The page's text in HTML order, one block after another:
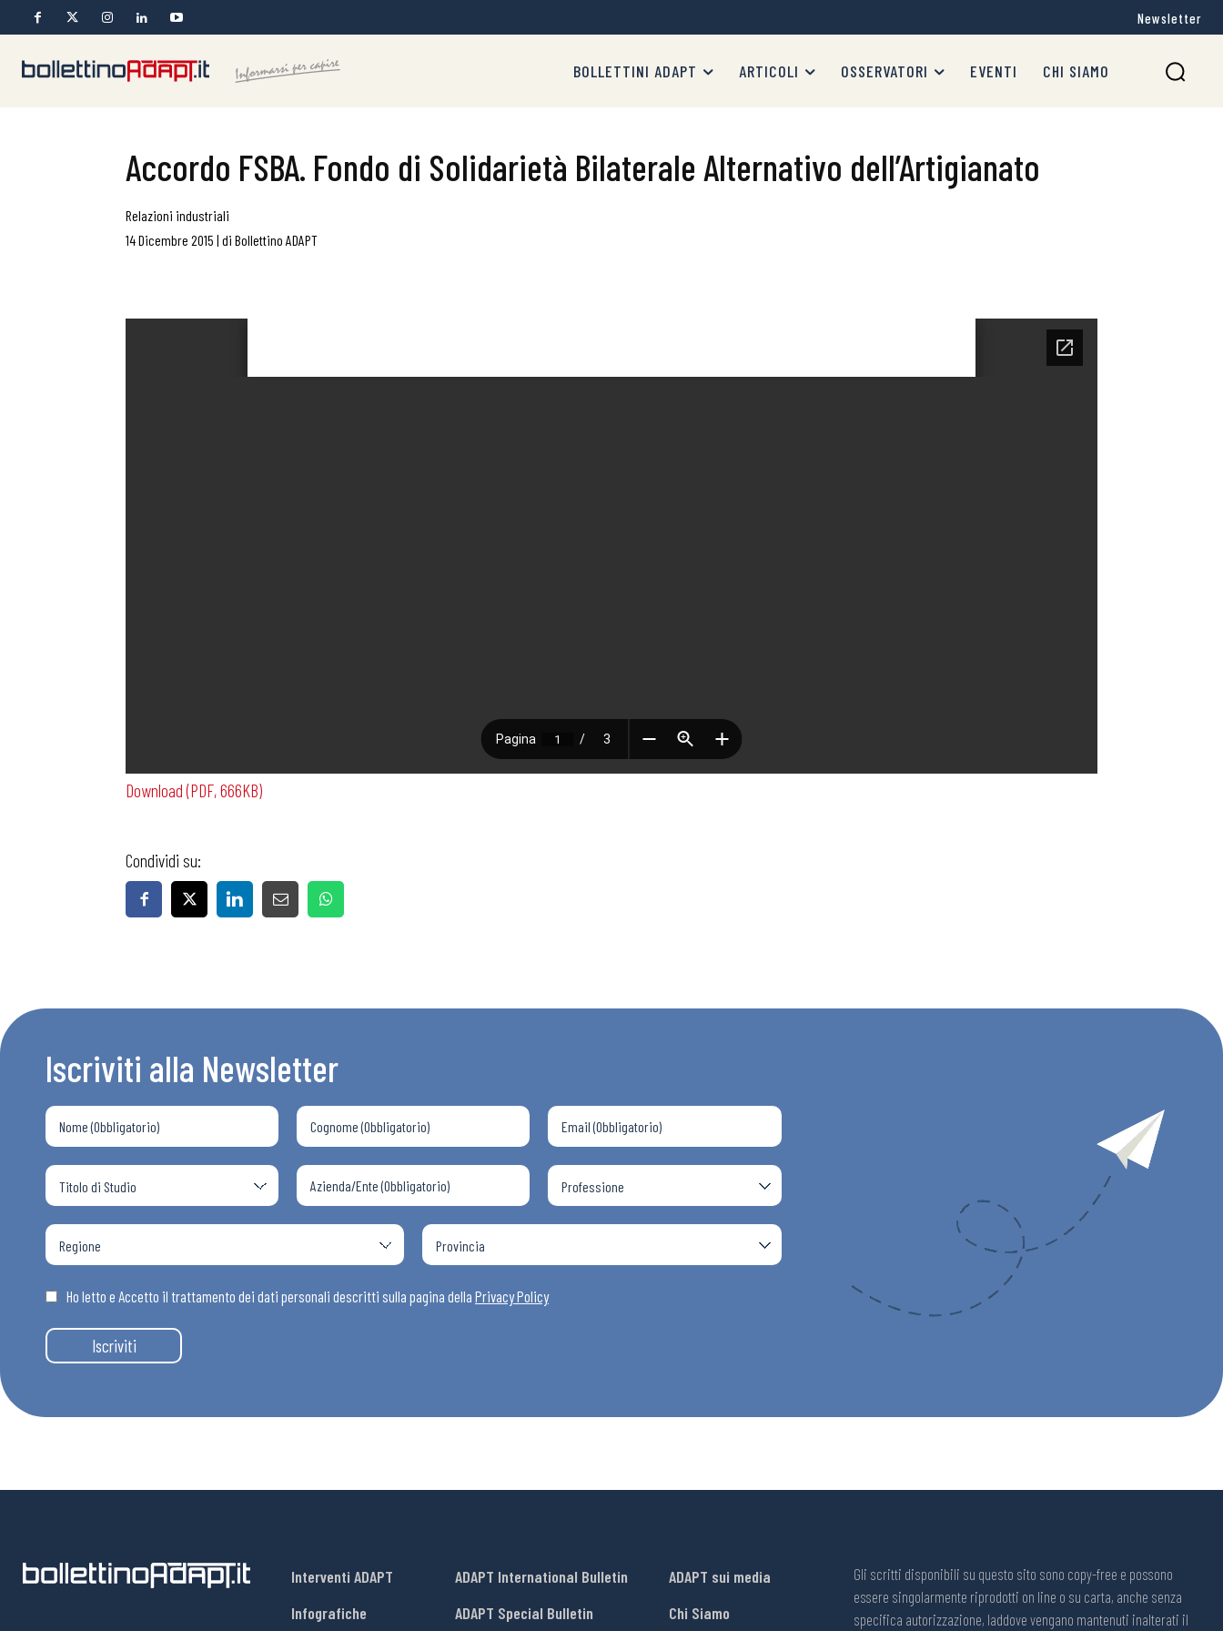
Chi Siamo
Newsletter
BOLLETTINI ADAPT ARTICOLI OSSERVATORI EVENTI CHI SIAMO
Accordo FSBA. Fondo di Solidarietà Bilaterale Alternativo dell’Artigianato
Relazioni industriali
14 Dicembre 2015 | di Bollettino ADAPT
Download (PDF, 666KB)
Condividi su:
Iscriviti alla Newsletter
Ho letto e Accetto il trattamento dei dati personali descritti sulla pagina della Privacy Policy
Iscriviti
Interventi ADAPT
Infografiche
ADAPT International Bulletin
ADAPT Special Bulletin
ADAPT sui media
Chi Siamo
Gli scritti disponibili su questo sito sono copy-free e possono
essere singolarmente riprodotti on line o su carta, anche senza
specifica autorizzazione, laddove vengano mantenuti inalterati il